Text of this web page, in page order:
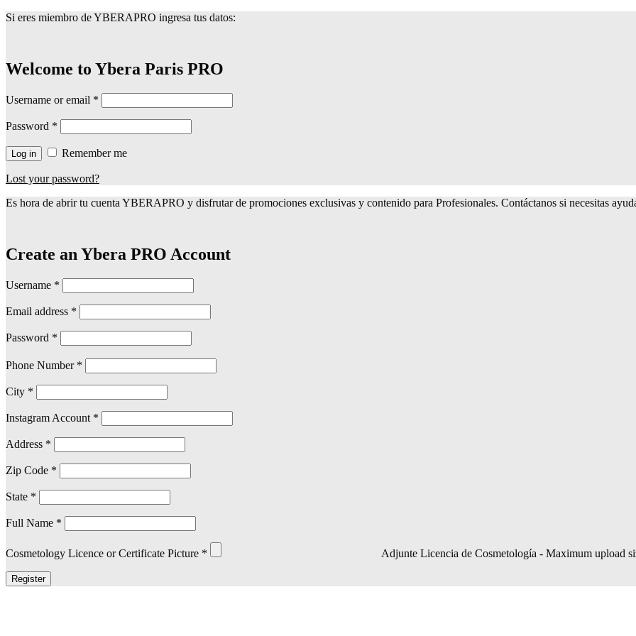
Si eres miembro de YBERAPRO ingresa tus datos:
Welcome to Ybera Paris PRO
Username or email *
Password *
Log in Remember me
Lost your password?
Es hora de abrir tu cuenta YBERAPRO y disfrutar de promociones exclusivas y contenido para Profesionales. Contáctanos si necesitas
Create an Ybera PRO Account
Username *
Email address *
Password *
Phone Number *
City *
Instagram Account *
Address *
Zip Code *
State *
Full Name *
Cosmetology Licence or Certificate Picture * Adjunte Licencia de Cosmetología - Maximum upload
Register